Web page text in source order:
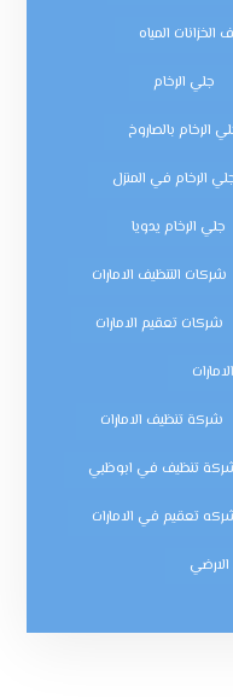
الخزانات المياه
جلي الرخام
الرخام بالصاروخ
الرخام في المنزل
جلي الرخام يدويا
شركات التنظيف الامارات
شركات تعقيم الامارات
شركة تنظيف الامارات
تنظيف في ابوظبي
تعقيم في الامارات